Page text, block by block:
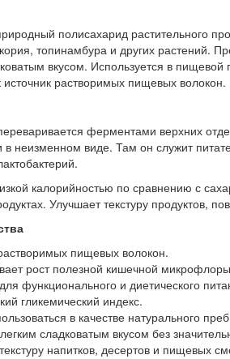
полисахарид растительного
топинамбура и других растений.
вкусом. Используется в
источник растворимых пищевых волокон.
ферментами верхних
в неизменном виде. Там он служит
калорийностью по сравнению с
Улучшает текстуру продуктов,
пищевых волокон.
рост полезной кишечной
функционального и диетического
гликемический индекс.
в качестве натурального
сладковатым вкусом без
текстуру напитков, десертов и пищевых